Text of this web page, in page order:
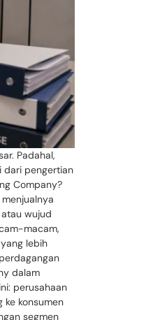
Padahal,
dari pengertian
Company?
wujud
macam,
lebih
dalam
perusahaan
ke konsumen
segmen